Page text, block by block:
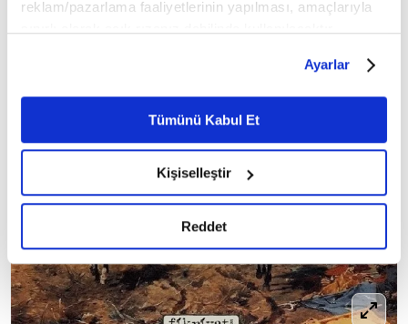
reklam/pazarlama faaliyetlerinin yapılması, amaçlarıyla
belirleyebilirsiniz. Çerezlere ilişkin detaylı bilgi için
Ayarlar butonuna tıklayabilir,Çerez Bilgilendirme
Metnimizi ziyaret edebilirsiniz.
6698 sayılı Kişisel Verilerin Korunması Kanunu uyarınca
okumak ve sitemizi ziyaretiniz kapsamında
gerçekleştirilen veri işleme faaliyetleri ile ilgili daha
detaylı bilgi almak için lütfentıklayınız.
Ayarlar
Tümünü Kabul Et
Kişiselleştir
Reddet